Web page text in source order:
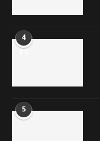
4
8.0
5